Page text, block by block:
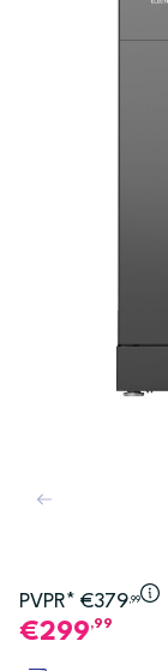
PVPR* €379,99
299,99